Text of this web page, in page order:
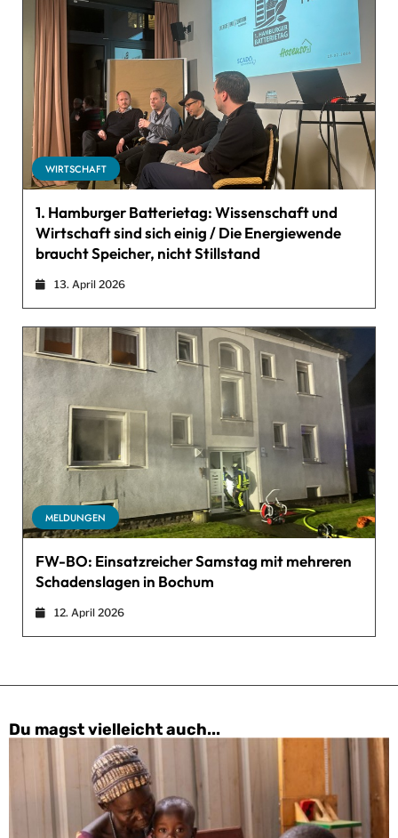
WIRTSCHAFT
1. Hamburger Batterietag: Wissenschaft und
Wirtschaft sind sich einig / Die Energiewende
braucht Speicher, nicht Stillstand
13. April 2026
MELDUNGEN
FW-BO: Einsatzreicher Samstag mit mehreren
Schadenslagen in Bochum
12. April 2026
Du magst vielleicht auch...